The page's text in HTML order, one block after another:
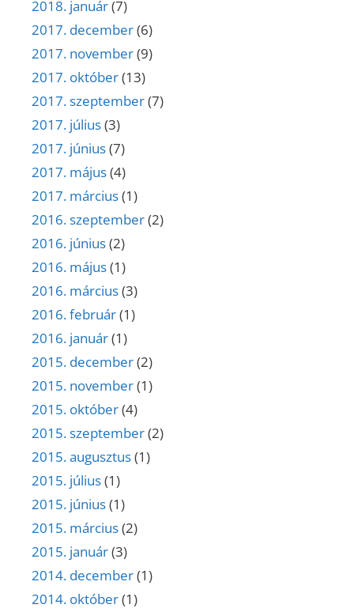
2018. január(7)
2017. december(6)
2017. november(9)
2017. október(13)
2017. szeptember(7)
2017. július(3)
2017. június(7)
2017. május(4)
2017. március(1)
2016. szeptember(2)
2016. június(2)
2016. május(1)
2016. március(3)
2016. február(1)
2016. január(1)
2015. december(2)
2015. november(1)
2015. október(4)
2015. szeptember(2)
2015. augusztus(1)
2015. július(1)
2015. június(1)
2015. március(2)
2015. január(3)
2014. december(1)
2014. október(1)